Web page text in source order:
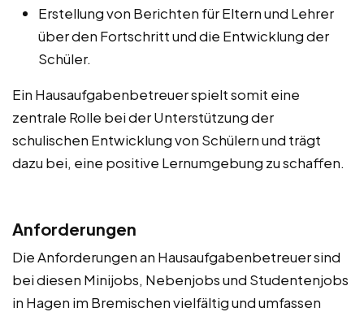
Erstellung von Berichten für Eltern und Lehrer
über den Fortschritt und die Entwicklung der
Schüler.
Ein Hausaufgabenbetreuer spielt somit eine
zentrale Rolle bei der Unterstützung der
schulischen Entwicklung von Schülern und trägt
dazu bei, eine positive Lernumgebung zu schaffen.
Anforderungen
Die Anforderungen an Hausaufgabenbetreuer sind
bei diesen Minijobs, Nebenjobs und Studentenjobs
in Hagen im Bremischen vielfältig und umfassen